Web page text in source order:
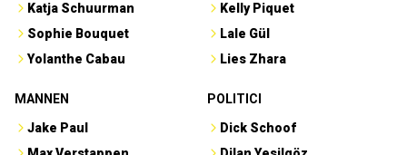
Katja Schuurman
Sophie Bouquet
Yolanthe Cabau
Kelly Piquet
Lale Gül
Lies Zhara
MANNEN
Jake Paul
POLITICI
Dick Schoof